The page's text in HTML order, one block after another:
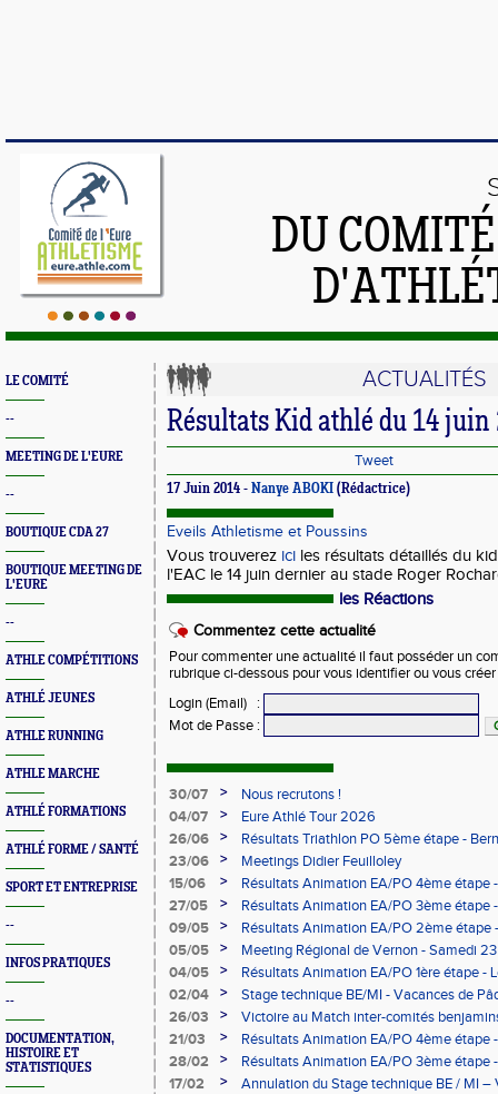
DU
LE COMITÉ
--
MEETING DE L'EURE
--
BOUTIQUE CDA 27
BOUTIQUE MEETING DE
L'EURE
--
ATHLE COMPÉTITIONS
ATHLÉ JEUNES
ATHLE RUNNING
ATHLE MARCHE
ATHLÉ FORMATIONS
ATHLÉ FORME / SANTÉ
SPORT ET ENTREPRISE
--
INFOS PRATIQUES
--
DOCUMENTATION,
HISTOIRE ET
STATISTIQUES
ACTUALITÉS
Résultats Kid athlé du 14 juin
Tweet
17 Juin 2014 - Nanye ABOKI (Rédactrice)
Eveils Athletisme et Poussins
Vous trouverez ici les résultats détaillés du
l'EAC le 14 juin dernier au stade Roger
les Réactions
Commentez cette actualité
Pour commenter une actualité il faut posséder un
rubrique ci-dessous pour vous identifier ou vous
Login (Email)
:
Mot de Passe :
30/07 >
Nous recrutons !
04/07
>
Eure Athlé Tour 2026
26/06
>
Résultats Triathlon PO 5ème étape -
23/06
>
Meetings Didier Feuilloley
15/06
>
Résultats Animation EA/PO 4ème étape
27/05
>
Résultats Animation EA/PO 3ème
09/05
>
Résultats Animation EA/PO 2ème étape
09/05/2026
05/05 >
Meeting Régional de Vernon - Samedi
04/05
>
Résultats Animation EA/PO 1ère étape
02/04
>
Stage technique BE/MI - Vacances de
26/03
>
Victoire au Match inter-comités
21/03
>
Résultats Animation EA/PO 4ème étape
28/02
>
Résultats Animation EA/PO 3ème étape
28/02/2026
17/02 >
Annulation du Stage technique BE / MI –